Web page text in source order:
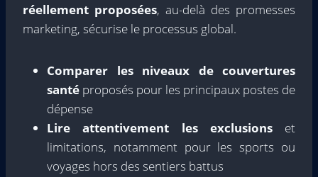
réellement proposées, au-delà des promesses
marketing, sécurise le processus global.
Comparer les niveaux de couvertures
santé proposés pour les principaux postes de
dépense
Lire attentivement les exclusionset
limitations, notamment pour les sports ou
voyages hors des sentiers battus